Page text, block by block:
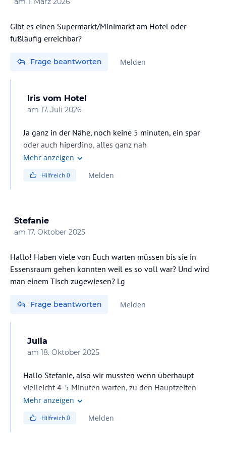
Gibt es einen Supermarkt/Minimarkt am Hotel oder
Frage beantworten Melden
Iris vom Hotel
am 17. Juli 2026
Ja ganz in der Nähe, noch keine 5 minuten, ein spar
oder auch hiperdino, alles ganz nah
Mehr anzeigen
Hilfreich0 Melden
Stefanie
am 17. Oktober 2025
Hallo! Haben viele von Euch warten müssen bis sie in
Essensraum gehen konnten weil es so voll war? Und wird
man einem Tisch zugewiesen? Lg
Frage beantworten Melden
Julia
am 18. Oktober 2025
Hallo Stefanie, also wir mussten wenn überhaupt
vielleicht 4-5 Minuten warten, zu den Hauptzeiten
bekommt man einen Tisch zugewiesen, wir gingen aber
wo wir wollten.
Mehr anzeigen
Hilfreich0 Melden